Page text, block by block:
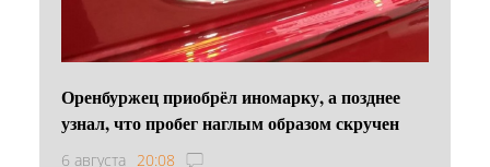
Оренбуржец приобрёл иномарку, а позднее
узнал, что пробег наглым образом скручен
6 августа 20:08